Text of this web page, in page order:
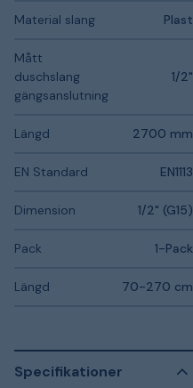
Material slang Plast
Mått
duschslang
gängsanslutning
1/2"
Längd 2700 mm
EN Standard EN1113
Dimension 1/2" (G15)
Pack 1-Pack
Längd 70-270 cm
Specifikationer